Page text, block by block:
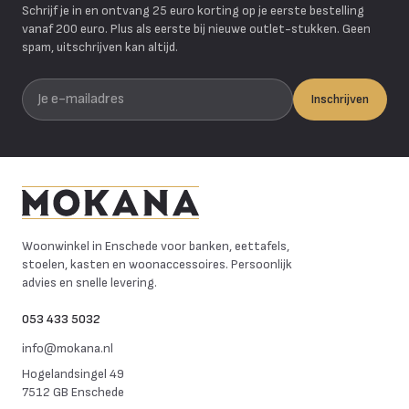
Schrijf je in en ontvang 25 euro korting op je eerste bestelling
vanaf 200 euro. Plus als eerste bij nieuwe outlet-stukken. Geen
spam, uitschrijven kan altijd.
Je e-mailadres
Inschrijven
Woonwinkel in Enschede voor banken, eettafels,
stoelen, kasten en woonaccessoires. Persoonlijk
advies en snelle levering.
053 433 5032
info@mokana.nl
Hogelandsingel 49
7512 GB Enschede